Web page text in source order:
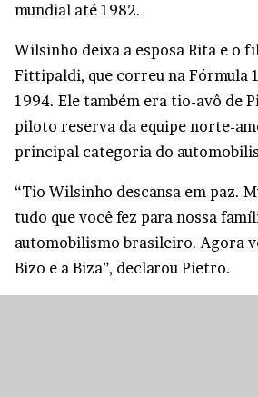
mundial até 1982.
Wilsinho deixa a esposa Rita e o
Fittipaldi, que correu na Fórmula
1994. Ele também era tio-avô de
piloto reserva da equipe norte-
principal categoria do
“Tio Wilsinho descansa em paz.
tudo que você fez para nossa
automobilismo brasileiro. Agora
Bizo e a Biza”, declarou Pietro.